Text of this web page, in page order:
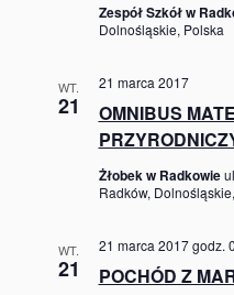
Zespół Szkół w
Dolnośląskie, Polska
WT.
21
OMNIBUS
21 marca 2017
Żłobek w Radkowie
Radków,
WT.
21 POCHÓD Z
21 marca 2017 godz.